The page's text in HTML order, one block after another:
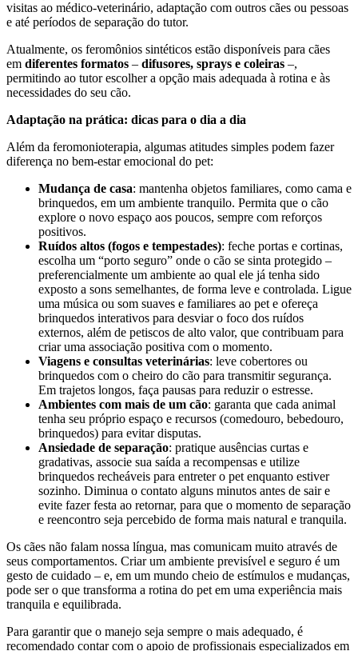
visitas ao médico-veterinário, adaptação com outros cães ou pessoas
e até períodos de separação do tutor.
Atualmente, os feromônios sintéticos estão disponíveis para cães
em diferentes formatos – difusores, sprays e coleiras –,
permitindo ao tutor escolher a opção mais adequada à rotina e às
necessidades do seu cão.
Adaptação na prática: dicas para o dia a dia
Além da feromonioterapia, algumas atitudes simples podem fazer
diferença no bem-estar emocional do pet:
Mudança de casa: mantenha objetos familiares, como cama e
brinquedos, em um ambiente tranquilo. Permita que o cão
explore o novo espaço aos poucos, sempre com reforços
positivos.
Ruídos altos (fogos e tempestades): feche portas e cortinas,
escolha um “porto seguro” onde o cão se sinta protegido –
preferencialmente um ambiente ao qual ele já tenha sido
exposto a sons semelhantes, de forma leve e controlada. Ligue
uma música ou som suaves e familiares ao pet e ofereça
brinquedos interativos para desviar o foco dos ruídos
externos, além de petiscos de alto valor, que contribuam para
criar uma associação positiva com o momento.
Viagens e consultas veterinárias: leve cobertores ou
brinquedos com o cheiro do cão para transmitir segurança.
Em trajetos longos, faça pausas para reduzir o estresse.
Ambientes com mais de um cão: garanta que cada animal
tenha seu próprio espaço e recursos (comedouro, bebedouro,
brinquedos) para evitar disputas.
Ansiedade de separação: pratique ausências curtas e
gradativas, associe sua saída a recompensas e utilize
brinquedos recheáveis para entreter o pet enquanto estiver
sozinho. Diminua o contato alguns minutos antes de sair e
evite fazer festa ao retornar, para que o momento de separação
e reencontro seja percebido de forma mais natural e tranquila.
Os cães não falam nossa língua, mas comunicam muito através de
seus comportamentos. Criar um ambiente previsível e seguro é um
gesto de cuidado – e, em um mundo cheio de estímulos e mudanças,
pode ser o que transforma a rotina do pet em uma experiência mais
tranquila e equilibrada.
Para garantir que o manejo seja sempre o mais adequado, é
recomendado contar com o apoio de profissionais especializados em